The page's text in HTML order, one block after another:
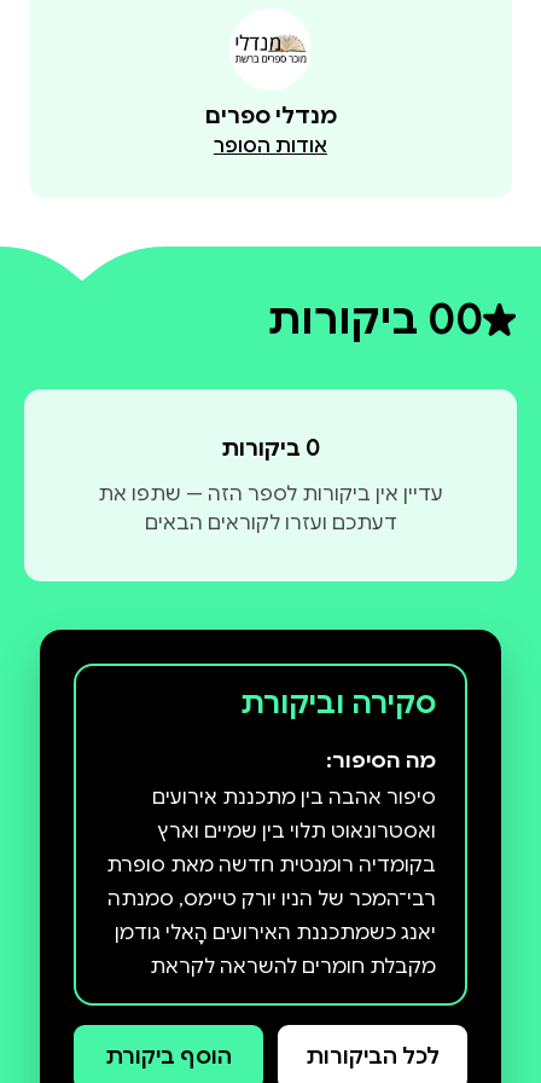
מנדלי ספרים
אודות הסופר
0דירוג ממוצע 0 מתוך 5
0 ביקורות
0 ביקורות
עדיין אין ביקורות לספר הזה — שתפו את
דעתכם ועזרו לקוראים הבאים
סקירה וביקורת
מה הסיפור:
סיפור אהבה בין מתכננת אירועים
ואסטרונאוט תלוי בין שמיים וארץ
בקומדיה רומנטית חדשה מאת סופרת
רבי־המכר של הניו יורק טיימס, סמנתה
יאנג כשמתכננת האירועים הָאלי גודמן
מקבלת חומרים להשראה לקראת
חתונה, הדבר האחרון שהיא מצפה
למצוא ביניהם זה קובץ סרטונים
מהאקס של הכלה. ברור, לא ראוי
לכל הביקורות הוסף ביקורת